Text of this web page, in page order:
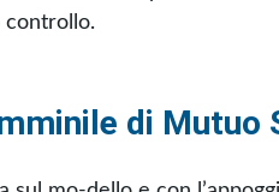
controllo.
di Mutuo